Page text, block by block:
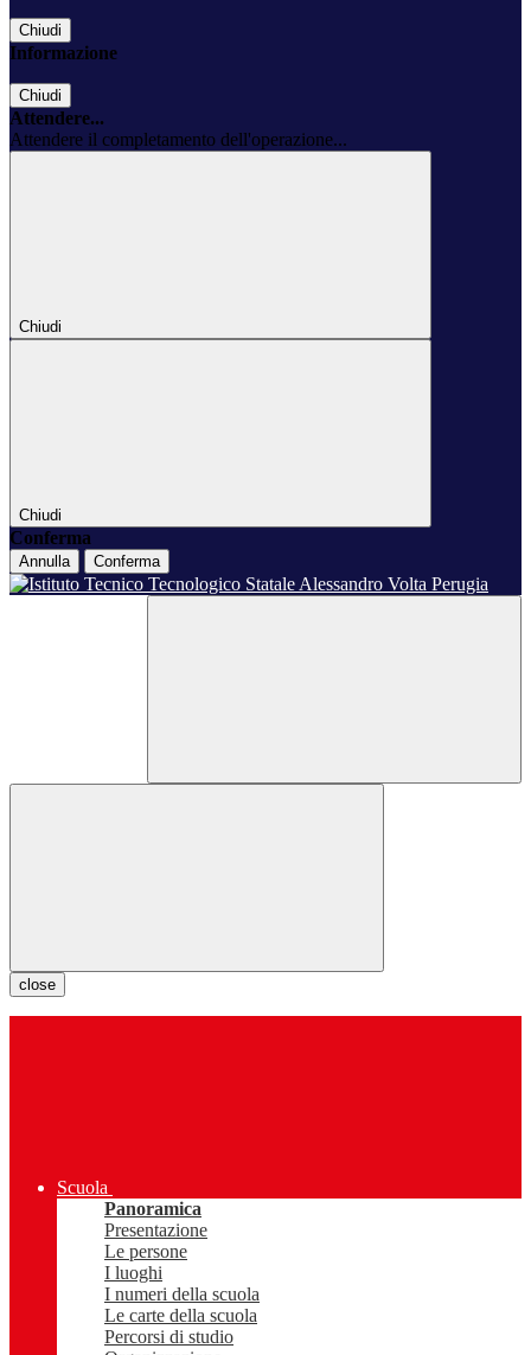
Chiudi
Informazione
Chiudi
Attendere...
Attendere il completamento dell'operazione...
Chiudi
Chiudi
Conferma
Annulla Conferma
close
Scuola
Panoramica
Presentazione
Le persone
I luoghi
I numeri della scuola
Le carte della scuola
Percorsi di studio